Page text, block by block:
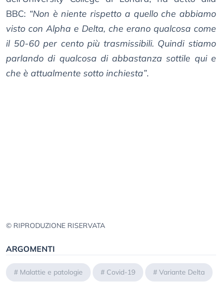
BBC: “Non è niente rispetto a quello che abbiamo
visto con Alpha e Delta, che erano qualcosa come
il 50-60 per cento più trasmissibili. Quindi stiamo
parlando di qualcosa di abbastanza sottile qui e
che è attualmente sotto inchiesta”.
© RIPRODUZIONE RISERVATA
ARGOMENTI
# Malattie e patologie # Covid-19 # Variante Delta